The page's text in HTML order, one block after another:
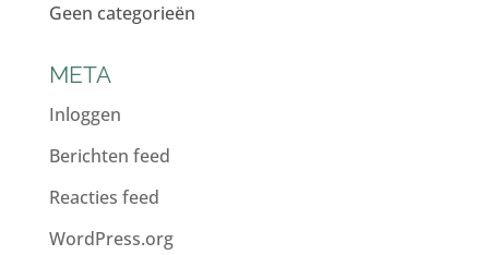
Geen categorieën
META
Inloggen
Berichten feed
Reacties feed
WordPress.org